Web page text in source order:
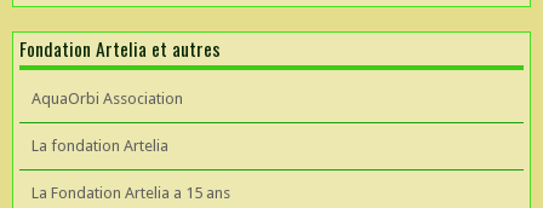
Fondation Artelia et autres
AquaOrbi Association
La fondation Artelia
La Fondation Artelia a 15 ans